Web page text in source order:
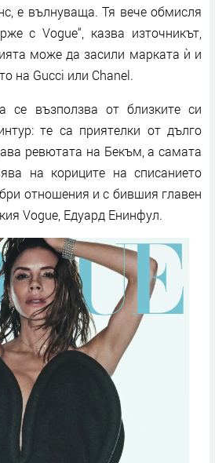
е вълнуваща. Тя вече обмисля
с Vogue“, казва източникът,
може да засили марката ѝ и
на Gucci или Chanel.
се възползва от близките си
те са приятелки от дълго
ревютата на Бекъм, а самата
на кориците на списанието
отношения и с бившия главен
Vogue, Едуард Енинфул.